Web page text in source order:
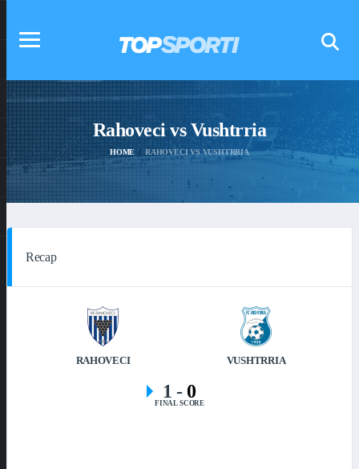
Rahoveci vs Vushtrria
HOME RAHOVECI VS VUSHTRRIA
Recap
RAHOVECI VUSHTRRIA
1- 0
FINAL SCORE